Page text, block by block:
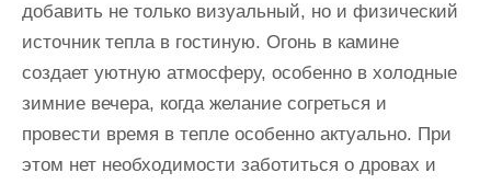
добавить не только визуальный, но и физический
источник тепла в гостиную. Огонь в камине
создает уютную атмосферу, особенно в холодные
зимние вечера, когда желание согреться и
провести время в тепле особенно актуально. При
этом нет необходимости заботиться о дровах и